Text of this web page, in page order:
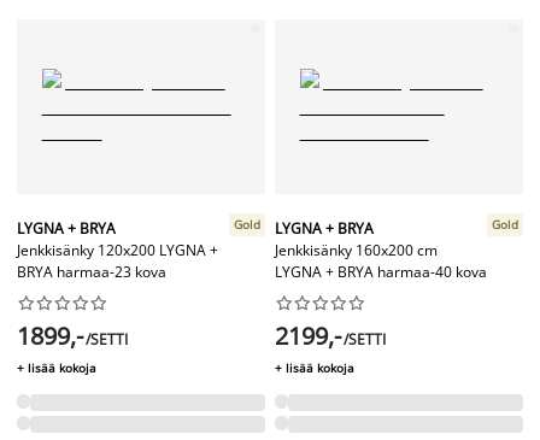
LYGNA + BRYA
Jenkkisänky 120x200 LYGNA +
BRYA harmaa-23 kova
Gold






1899,-/SETTI
+ lisää kokoja
LYGNA + BRYA
Jenkkisänky 160x200 cm
LYGNA + BRYA harmaa-40 kova
Gold






2199,-/SETTI
+ lisää kokoja